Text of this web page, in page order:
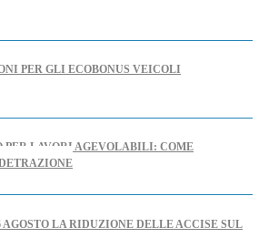
PER GLI ECOBONUS VEICOLI
PER LAVORI AGEVOLABILI: COME
AGOSTO LA RIDUZIONE DELLE ACCISE SUL